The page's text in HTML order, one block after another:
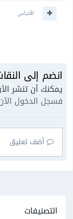
اقتباس
انضم إلى
يمكنك أن تنشر
فسجل الدخول
أضف تعليق
التصنيفات